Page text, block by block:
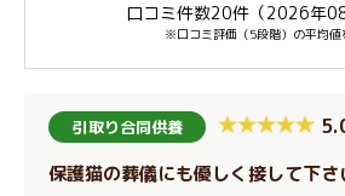
口コミ件数20件（2026年08
※口コミ評価（5段階）の平均値
引取り合同供養
保護猫の葬儀にも優しく接して下さ